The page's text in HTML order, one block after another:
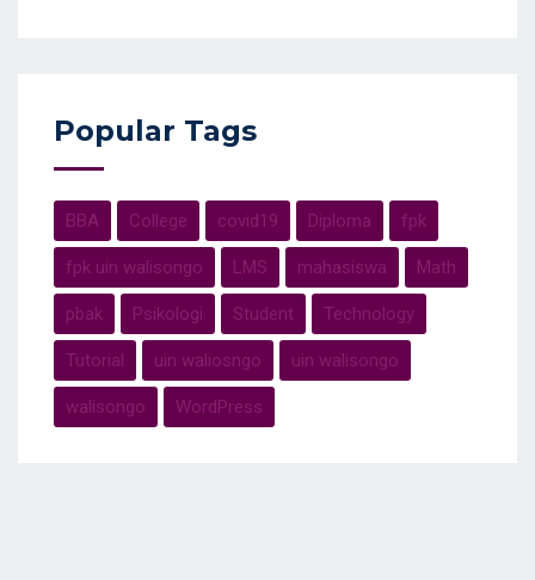
Popular Tags
BBA College covid19 Diploma fpk
fpk uin walisongo LMS mahasiswa Math
pbak Psikologi Student Technology
Tutorial uin waliosngo uin walisongo
walisongo WordPress